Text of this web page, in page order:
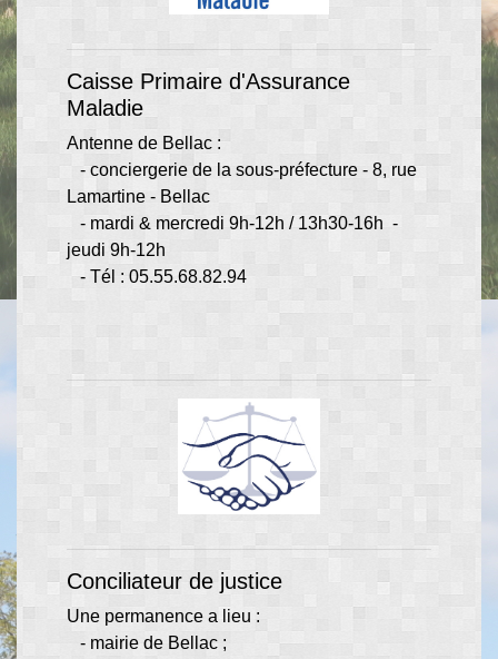
Caisse Primaire d'Assurance
Maladie
Antenne de Bellac :
- conciergerie de la sous-préfecture - 8, rue
Lamartine - Bellac
- mardi & mercredi 9h-12h / 13h30-16h -
jeudi 9h-12h
- Tél : 05.55.68.82.94
Conciliateur de justice
Une permanence a lieu :
- mairie de Bellac ;